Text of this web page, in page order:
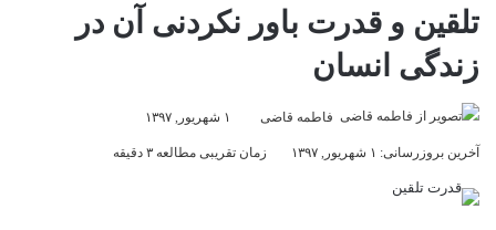
تلقین و قدرت باور نکردنی آن در
زندگی انسان
فاطمه قاضی ۱ شهریور, ۱۳۹۷
آخرین بروزرسانی: ۱ شهریور, ۱۳۹۷ زمان تقریبی مطالعه ۳ دقیقه